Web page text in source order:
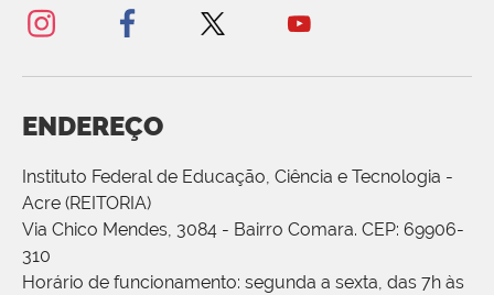
ENDEREÇO
Instituto Federal de Educação, Ciência e Tecnologia -
Acre (REITORIA)
Via Chico Mendes, 3084 - Bairro Comara. CEP: 69906-
310
Horário de funcionamento: segunda a sexta, das 7h às